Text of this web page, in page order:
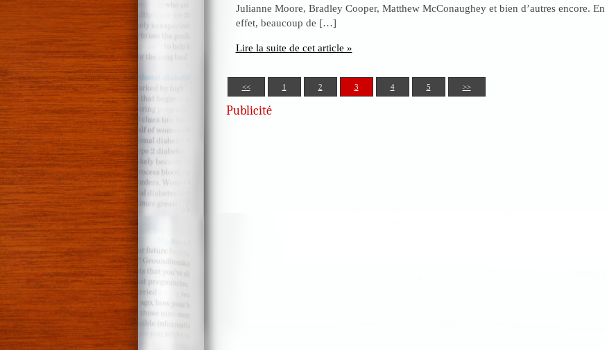
Julianne Moore, Bradley Cooper, Matthew McConaughey et bien d’autres encore. En
effet, beaucoup de […]
Lire la suite de cet article »
<< 1 2 3 4 5 >>
Publicité